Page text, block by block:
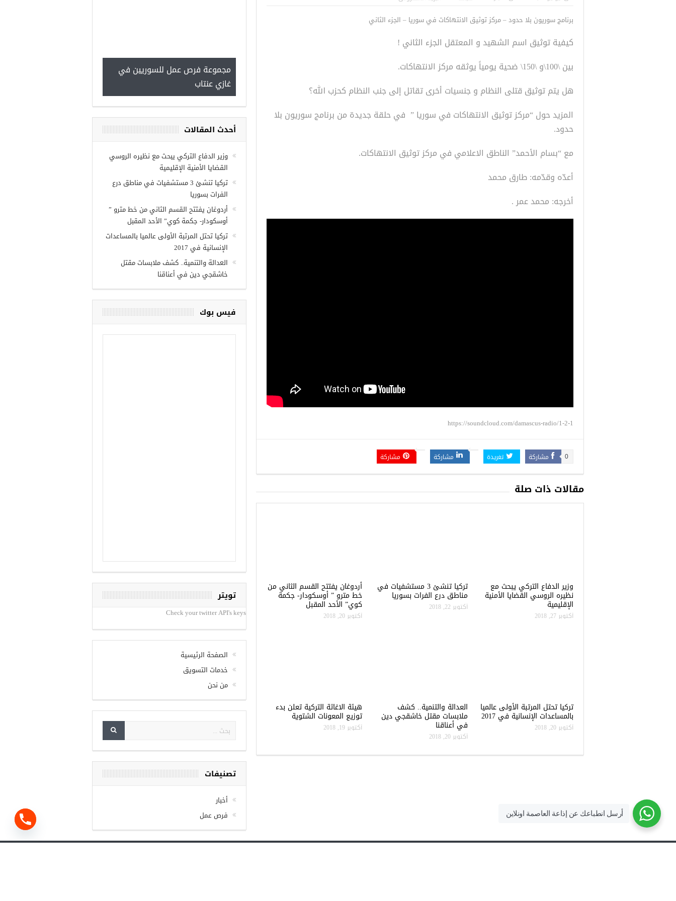
برنامج سوريون بلا حدود – مركز توثيق الانتهاكات في سوريا – الجزء الثاني
كيفية توثيق اسم الشهيد و المعتقل الجزء الثاني !
بين \100\و \150\ ضحية يومياً يوثقه مركز الانتهاكات.
هل يتم توثيق قتلى النظام و جنسيات أخرى تقاتل إلى جنب النظام كحزب الله؟
المزيد حول “مركز توثيق الانتهاكات في سوريا ” في حلقة جديدة من برنامج سوريون بلا
حدود.
مع “بسام الأحمد” الناطق الاعلامي في مركز توثيق الانتهاكات.
أعدّه وقدّمه: طارق محمد
أخرجه: محمد عمر .
https://soundcloud.com/damascus-radio/1-2-1
مشاركة 0 تغريدة مشاركة مشاركة
مقالات ذات صلة
وزير الدفاع التركي يبحث مع
نظيره الروسي القضايا الأمنية
الإقليمية
أكتوبر 27, 2018
تركيا تنشئ 3 مستشفيات في
مناطق درع الفرات بسوريا
أكتوبر 22, 2018
أردوغان يفتتح القسم الثاني من
خط مترو ” أوسكودار- جكمة
كوي” الأحد المقبل
أكتوبر 20, 2018
تركيا تحتل المرتبة الأولى عالميا
بالمساعدات الإنسانية في 2017
أكتوبر 20, 2018
العدالة والتنمية.. كشف
ملابسات مقتل خاشقجي دين
في أعناقنا
أكتوبر 20, 2018
هيئة الاغاثة التركية تعلن بدء
توزيع المعونات الشتوية
أكتوبر 19, 2018
مجموعة فرص عمل للسوريين في
غازي عنتاب
للاجئين السوريين.. تعرف عليها
أحدث المقالات
وزير الدفاع التركي يبحث مع نظيره الروسي
القضايا الأمنية الإقليمية
تركيا تنشئ 3 مستشفيات في مناطق درع
الفرات بسوريا
أردوغان يفتتح القسم الثاني من خط مترو ”
أوسكودار- جكمة كوي” الأحد المقبل
تركيا تحتل المرتبة الأولى عالميا بالمساعدات
الإنسانية في 2017
العدالة والتنمية.. كشف ملابسات مقتل
خاشقجي دين في أعناقنا
فيس بوك
تويتر
Check your twitter API's keys
الصفحة الرئيسية
خدمات التسويق
من نحن
تصنيفات
أخبار
فرص عمل
أرسل انطباعك عن إذاعة العاصمة اونلاين